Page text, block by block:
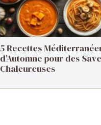
5 Recettes
d’Automne pour des
Chaleureuses